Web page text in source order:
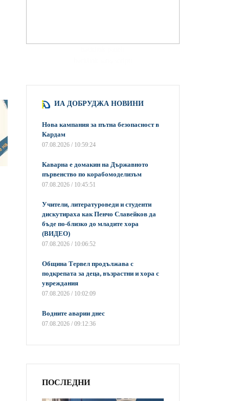
ИА ДОБРУДЖА НОВИНИ
Нова кампания за пътна безопасност в
Кардам
07.08.2026 / 10:59:24
​Каварна е домакин на Държавното
първенство по корабомоделизъм
07.08.2026 / 10:45:51
Учители, литературоведи и студенти
дискутираха как Пенчо Славейков да
бъде по-близко до младите хора
(ВИДЕО)
07.08.2026 / 10:06:52
Община Тервел продължава с
подкрепата за деца, възрастни и хора с
увреждания
07.08.2026 / 10:02:09
Водните аварии днес
07.08.2026 / 09:12:36
ПОСЛЕДНИ